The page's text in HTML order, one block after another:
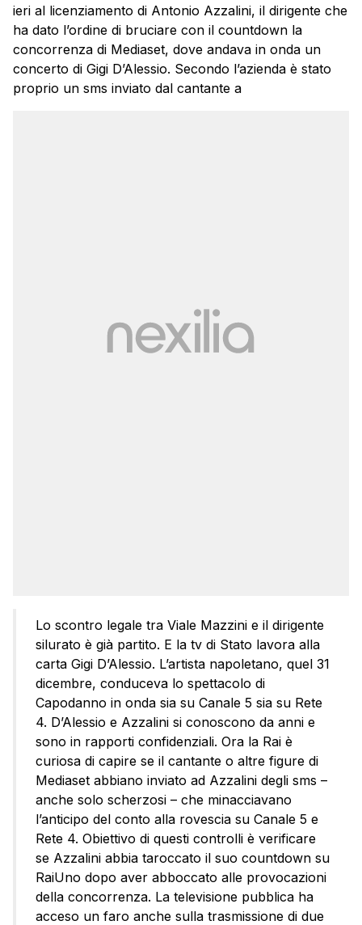
ieri al licenziamento di Antonio Azzalini, il dirigente che
ha dato l’ordine di bruciare con il countdown la
concorrenza di Mediaset, dove andava in onda un
concerto di Gigi D’Alessio. Secondo l’azienda è stato
proprio un sms inviato dal cantante a
Lo scontro legale tra Viale Mazzini e il dirigente
silurato è già partito. E la tv di Stato lavora alla
carta Gigi D’Alessio. L’artista napoletano, quel 31
dicembre, conduceva lo spettacolo di
Capodanno in onda sia su Canale 5 sia su Rete
4. D’Alessio e Azzalini si conoscono da anni e
sono in rapporti confidenziali. Ora la Rai è
curiosa di capire se il cantante o altre figure di
Mediaset abbiano inviato ad Azzalini degli sms –
anche solo scherzosi – che minacciavano
l’anticipo del conto alla rovescia su Canale 5 e
Rete 4. Obiettivo di questi controlli è verificare
se Azzalini abbia taroccato il suo countdown su
RaiUno dopo aver abboccato alle provocazioni
della concorrenza. La televisione pubblica ha
acceso un faro anche sulla trasmissione di due